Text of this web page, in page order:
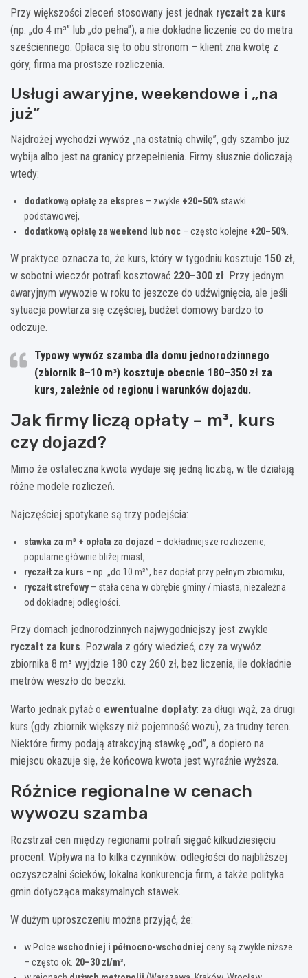
Przy większości zleceń stosowany jest jednak ryczałt za kurs
(np. „do 4 m³” lub „do pełna”), a nie dokładne liczenie co do metra
sześciennego. Opłaca się to obu stronom – klient zna kwotę z
góry, firma ma prostsze rozliczenia.
Usługi awaryjne, weekendowe i „na
już”
Najdrożej wychodzi wywóz „na ostatnią chwilę”, gdy szambo już
wybija albo jest na granicy przepełnienia. Firmy słusznie doliczają
wtedy:
dodatkową opłatę za ekspres – zwykle +20–50% stawki
podstawowej,
dodatkową opłatę za weekend lub noc – często kolejne +20–50%
W praktyce oznacza to, że kurs, który w tygodniu kosztuje 150 zł,
w sobotni wieczór potrafi kosztować 220–300 zł. Przy jednym
awaryjnym wywozie w roku to jeszcze do udźwignięcia, ale jeśli
sytuacja powtarza się częściej, budżet domowy bardzo to
odczuje.
Typowy wywóz szamba dla domu jednorodzinnego
(zbiornik 8–10 m³) kosztuje obecnie 180–350 zł za
kurs, zależnie od regionu i warunków dojazdu.
Jak firmy liczą opłaty – m³, kurs
czy dojazd?
Mimo że ostateczna kwota wydaje się jedną liczbą, w tle działają
różne modele rozliczeń.
Najczęściej spotykane są trzy podejścia:
stawka za m³ + opłata za dojazd – dokładniejsze rozliczenie,
popularne głównie bliżej miast,
ryczałt za kurs – np. „do 10 m³”, bez dopłat przy pełnym zbiorniku,
ryczałt strefowy– stała cena w obrębie gminy / miasta, niezależna
od dokładnej odległości.
Przy domach jednorodzinnych najwygodniejszy jest zwykle
ryczałt za kurs. Pozwala z góry wiedzieć, czy za wywóz
zbiornika 8 m³ wyjdzie 180 czy 260 zł, bez liczenia, ile dokładnie
metrów weszło do beczki.
Warto jednak pytać o ewentualne dopłaty: za długi wąż, za drugi
kurs (gdy zbiornik większy niż pojemność wozu), za trudny teren.
Niektóre firmy podają atrakcyjną stawkę „od”, a dopiero na
miejscu okazuje się, że końcowa kwota jest wyraźnie wyższa.
Różnice regionalne w cenach
wywozu szamba
Rozstrzał cen między regionami potrafi sięgać kilkudziesięciu
procent. Wpływa na to kilka czynników: odległości do najbliższej
oczyszczalni ścieków, lokalna konkurencja firm, a także polityka
gmin dotycząca maksymalnych stawek.
W dużym uproszczeniu można przyjąć, że:
w Polce wschodniej i północno-wschodniej ceny są zwykle niższe
– często ok. 20–30 zł/m³,